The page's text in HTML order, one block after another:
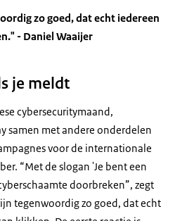
zo goed, dat echt iedereen
- Daniel Waaijer
je meldt
cybersecuritymaand,
samen met andere onderdelen
voor de internationale
“Met de slogan 'Je bent een
doorbreken”, zegt
tegenwoordig zo goed, dat echt